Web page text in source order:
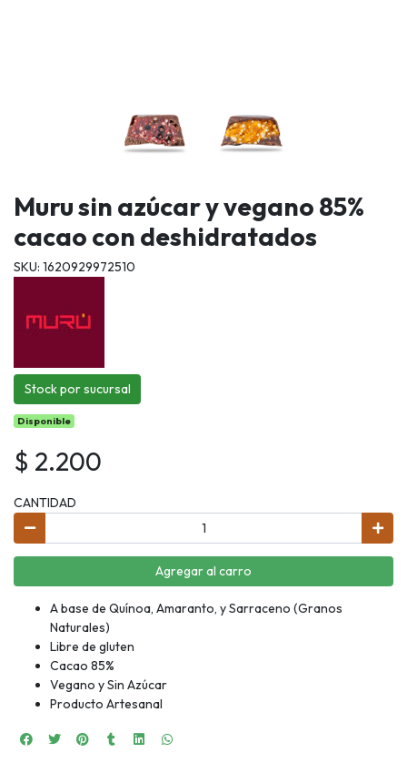
Muru sin azúcar y vegano 85%
cacao con deshidratados
SKU: 1620929972510
Stock por sucursal
Disponible
$ 2.200
CANTIDAD
Agregar al carro
A base de Quínoa, Amaranto, y Sarraceno (Granos
Naturales)
Libre de gluten
Cacao 85%
Vegano y Sin Azúcar
Producto Artesanal